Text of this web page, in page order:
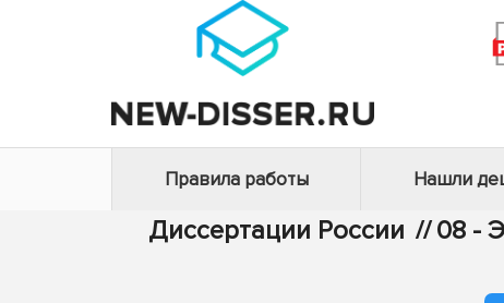
Правила работы Нашли
Диссертации России // 08 -